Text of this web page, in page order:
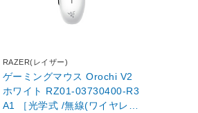
RAZER(レイザー)
ゲーミングマウス Orochi V2
ホワイト RZ01-03730400-R3
A1 ［光学式 /無線(ワイヤレ